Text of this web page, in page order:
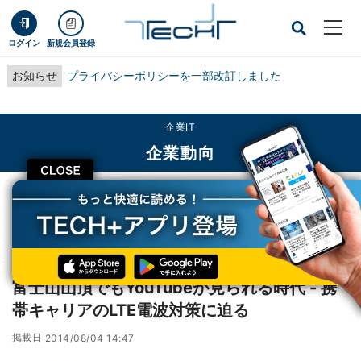
ログイン 新規会員登録
お知らせ プライバシーポリシーを一部改訂しました
CLOSE
企業IT
企業動向
TECH+ 企業IT
企業動向
富士山山頂でもYouTubeが見られる時代 - 携帯キャリアのLTE電波対策に迫る
富士山山頂でもYouTubeが見られる時代 - 携
帯キャリアのLTE電波対策に迫る
掲載日 2014/08/04 14:47